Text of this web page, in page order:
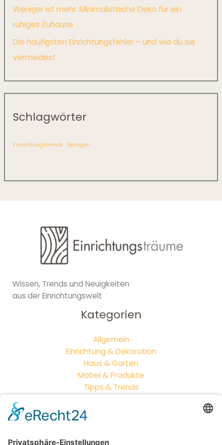
Weniger ist mehr: Minimalistische Deko für ein
ruhiges Zuhause
Die häufigsten Einrichtungsfehler – und wie du sie
vermeidest
Schlagwörter
Einrichtungstrends Reinigen
Wissen, Trends und Neuigkeiten
aus der Einrichtungswelt
Kategorien
Allgemein
Einrichtung & Dekoration
Haus & Garten
Möbel & Produkte
Tipps & Trends
Neueste Beiträge
kombinierst